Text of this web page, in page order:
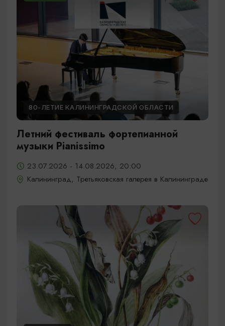
80-ЛЕТИЕ КАЛИНИНГРАДСКОЙ ОБЛАСТИ
Летний фестиваль фортепианной
музыки Pianissimo
23.07.2026 - 14.08.2026, 20:00
Калининград, Третьяковская галерея в Калининграде